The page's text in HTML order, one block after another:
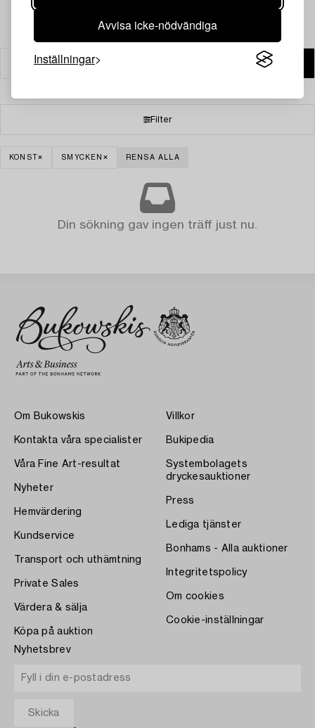
Avvisa icke-nödvändiga
Inställningar
Filter
KONST SMYCKEN RENSA ALLA
Din sökning gav ingen träff just nu.
Om Bukowskis
Kontakta våra specialister
Våra Fine Art-resultat
Nyheter
Hemvärdering
Kundservice
Transport och uthämtning
Private Sales
Värdera & sälja
Köpa på auktion
Villkor
Bukipedia
Systembolagets
dryckesauktioner
Press
Lediga tjänster
Bonhams - Alla auktioner
Integritetspolicy
Om cookies
Cookie-inställningar
Nyhetsbrev